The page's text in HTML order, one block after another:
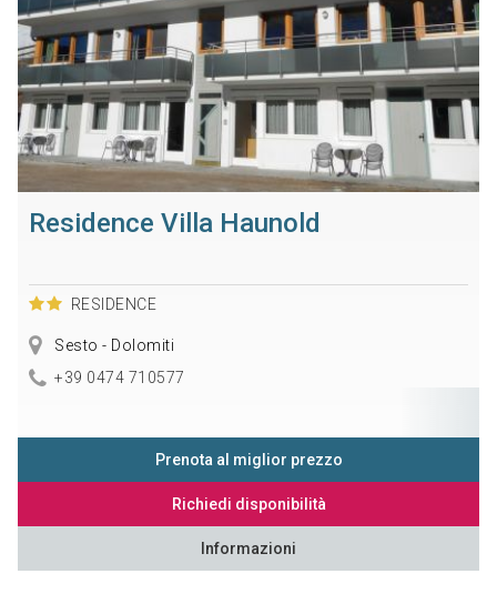
Residence Villa Haunold
RESIDENCE
Sesto - Dolomiti
+39 0474 710577
Prenota al miglior prezzo
Richiedi disponibilità
Informazioni